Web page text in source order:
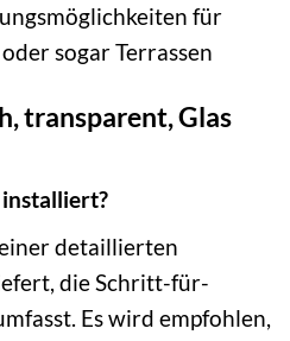
für
sogar Terrassen
transparent, Glas
detaillierten
die Schritt-für-
Es wird empfohlen,